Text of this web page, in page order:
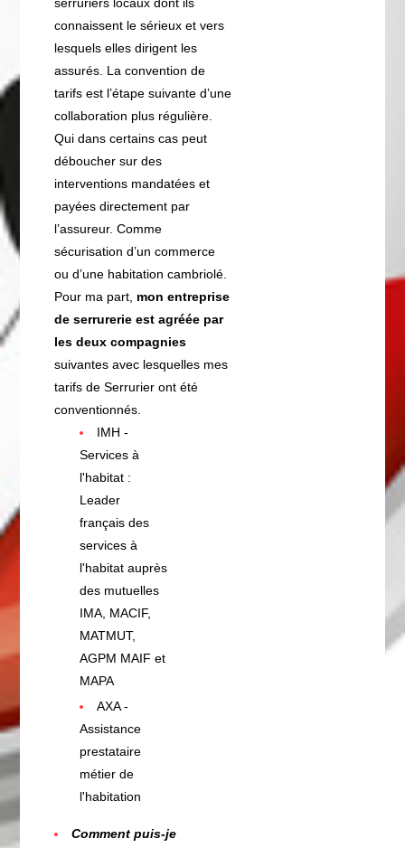
connaissent le sérieux et vers
lesquels elles dirigent les
assurés. La convention de
tarifs est l’étape suivante d’une
collaboration plus régulière.
Qui dans certains cas peut
déboucher sur des
interventions mandatées et
payées directement par
l’assureur. Comme
sécurisation d’un commerce
ou d’une habitation cambriolé.
Pour ma part, mon entreprise
de serrurerie est agréée par
les deux compagnies
suivantes avec lesquelles mes
tarifs de Serrurier ont été
conventionnés.
IMH -
Services à
l'habitat :
Leader
français des
services à
l'habitat auprès
des mutuelles
IMA, MACIF,
MATMUT,
AGPM MAIF et
MAPA
AXA -
Assistance
prestataire
métier de
l'habitation
Comment puis-je